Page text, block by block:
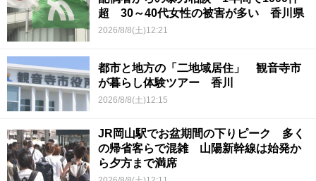
超 30～40代女性の被害が多い 香川県
2026/8/8(土)12:21
都市と地方の「二地域居住」 観音寺市
が暮らし体験ツアー 香川
2026/8/8(土)12:15
JR岡山駅でお盆期間の下りピーク 多く
の帰省客らで混雑 山陽新幹線は始発か
ら夕方まで満席